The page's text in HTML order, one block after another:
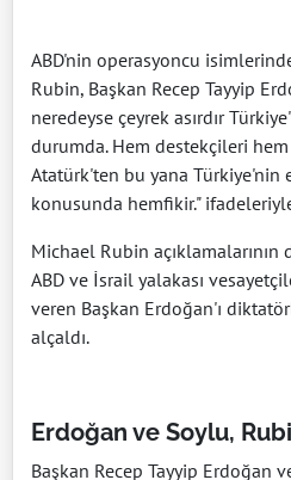
ABD'nin operasyoncu
Rubin, Başkan Recep Tayyip
neredeyse çeyrek asırdır
durumda. Hem destekçileri
Atatürk'ten bu yana
konusunda hemfikir."
Michael Rubin açıklamalarının
ABD ve İsrail yalakası
veren Başkan Erdoğan'ı
alçaldı.
Erdoğan ve Soylu,
Başkan Recep Tayyip Erdoğan